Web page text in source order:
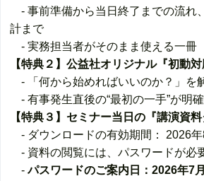
- 事前準備から当日終了までの流れ
計まで
- 実務担当者がそのまま使える一冊
【特典２】公益社オリジナル『初動対
- 「何から始めればいいのか？」を
- 有事発生直後の“最初の一手”が明
【特典３】セミナー当日の『講演資料
- ダウンロードの有効期間： 2026
- 資料の閲覧には、パスワードが必
-パスワードのご案内日：2026年7